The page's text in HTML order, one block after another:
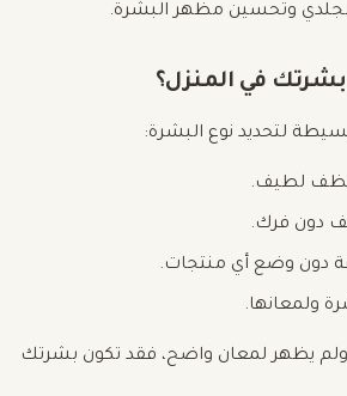
الجلدي وتحسين مظهر البشرة.
في المنزل؟
لتحديد نوع البشرة:
لطيف.
دون فرك.
دون وضع أي منتجات.
ولمعانها.
ولم يظهر لمعان واضح، فقد تكون بشرتك